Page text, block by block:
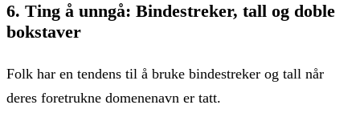
6. Ting å unngå: Bindestreker, tall og doble
bokstaver
Folk har en tendens til å bruke bindestreker og tall når
deres foretrukne domenenavn er tatt.